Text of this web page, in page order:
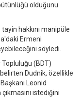
olduğunu
hakkını manipüle
Ermeni
söyledi.
Topluluğu (BDT)
belirten Dudnik, özellikle
Leonid
istediğini